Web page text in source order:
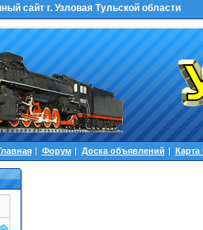
сайт г. Узловая Тульской области
| Форум | Доска объявлений | Карта